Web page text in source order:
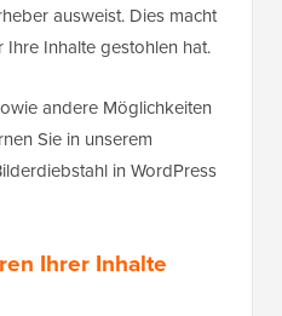
ausweist. Dies macht
Inhalte gestohlen hat.
andere Möglichkeiten
Sie in unserem
in WordPress
Ihrer Inhalte